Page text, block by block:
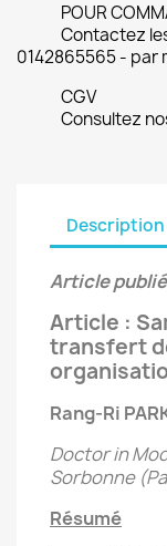
POUR
Contactez
0142865565 - par
CGV
Consultez
Description
Article
Article :
transfert
Rang-Ri
Doctor in
Sorbonne
Résumé